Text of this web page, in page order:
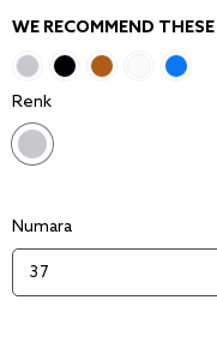
WE RECOMMEND
Renk
Numara